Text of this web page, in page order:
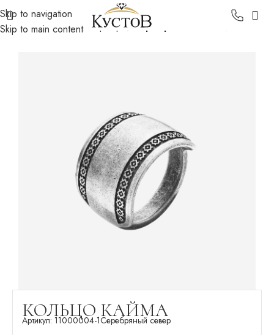
Skip to navigation
Skip to main content
Главная Каталог Серебро Серебряные кольца
КОЛЬЦО КАЙМА
Артикул: 11000004-1Серебряный север